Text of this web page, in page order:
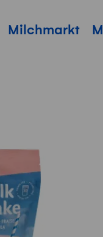
Startseite
Hauptnavigation
Milchmarkt